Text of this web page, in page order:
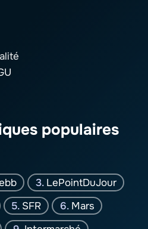
populaires
LePointDuJour
SFR
Mars